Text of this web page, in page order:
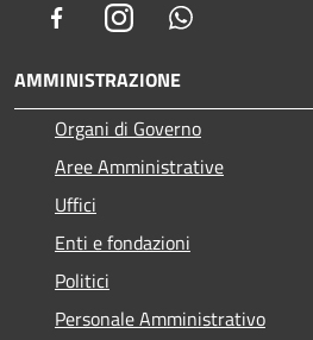
FacebookInstagram
AMMINISTRAZIONE
Organi di Governo
Aree Amministrative
Uffici
Enti e fondazioni
Politici
Personale Amministrativo